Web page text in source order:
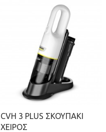
ΠΡΟΣΘΉΚΗ ΣΤΟ ΚΑΛΆΘΙ
CVH 3 PLUS ΣΚΟΥΠΑΚΙ
ΧΕΙΡΟΣ